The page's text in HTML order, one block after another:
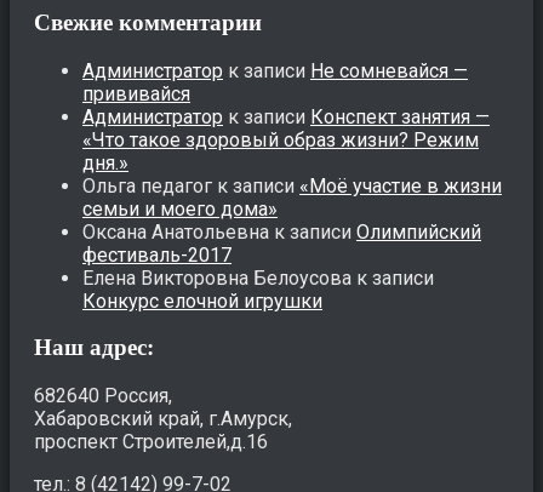
Свежие комментарии
Администратор к записи Не сомневайся —
прививайся
Администратор к записи Конспект занятия —
«Что такое здоровый образ жизни? Режим
дня.»
Ольга педагог к записи «Моё участие в жизни
семьи и моего дома»
Оксана Анатольевна к записи Олимпийский
фестиваль-2017
Елена Викторовна Белоусова к записи
Конкурс елочной игрушки
Наш адрес:
682640 Россия,
Хабаровский край, г.Амурск,
проспект Строителей,д.16
тел.: 8 (42142) 99-7-02